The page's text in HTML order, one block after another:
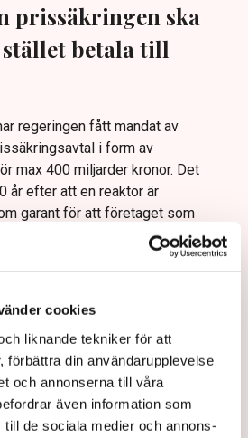
cookies
liknande tekniker för att
förbättra din användarupplevelse
och annonserna till våra
även information som
de sociala medier och annons-
prissäkringen ska
betala till
regeringen fått mandat av
i form av
max 400 miljarder kronor. Det
år efter att en reaktor är
garant för att företaget som
sälja sin el till ett visst pris.
perioden skulle bli billigare
staten att gå in och betala
elpriset är högre än prissäkringen
betala till staten.
notan för att inte
kärnkraft – så
värdet på
”Alarmerande”